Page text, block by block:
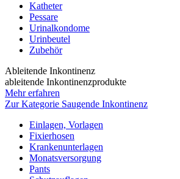
Katheter
Pessare
Urinalkondome
Urinbeutel
Zubehör
Ableitende Inkontinenz
ableitende Inkontinenzprodukte
Mehr erfahren
Zur Kategorie Saugende Inkontinenz
Einlagen, Vorlagen
Fixierhosen
Krankenunterlagen
Monatsversorgung
Pants